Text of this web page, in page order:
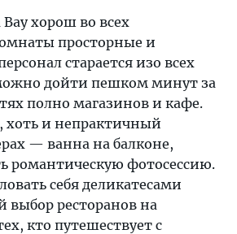
хорош во всех
просторные и
старается изо всех
дойти пешком минут за
полно магазинов и кафе.
и непрактичный
— ванна на балконе,
романтическую фотосессию.
себя деликатесами
выбор ресторанов на
кто путешествует с